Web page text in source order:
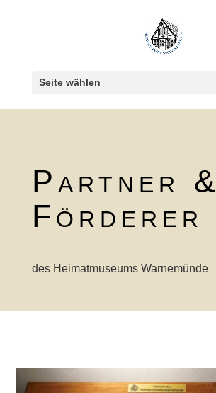
Seite wählen
Partner &
Förderer
des Heimatmuseums Warnemünde